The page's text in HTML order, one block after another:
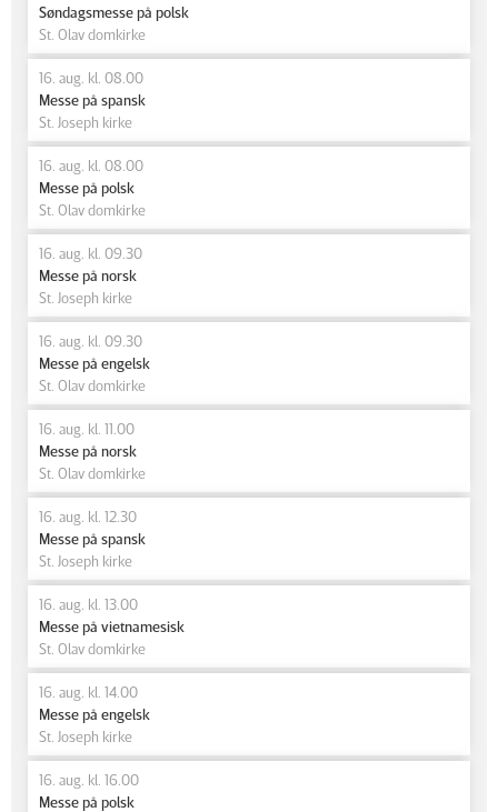
Søndagsmesse på polsk
St. Olav domkirke
16. aug. kl. 08.00
Messe på spansk
St. Joseph kirke
16. aug. kl. 08.00
Messe på polsk
St. Olav domkirke
16. aug. kl. 09.30
Messe på norsk
St. Joseph kirke
16. aug. kl. 09.30
Messe på engelsk
St. Olav domkirke
16. aug. kl. 11.00
Messe på norsk
St. Olav domkirke
16. aug. kl. 12.30
Messe på spansk
St. Joseph kirke
16. aug. kl. 13.00
Messe på vietnamesisk
St. Olav domkirke
16. aug. kl. 14.00
Messe på engelsk
St. Joseph kirke
16. aug. kl. 16.00
Messe på polsk